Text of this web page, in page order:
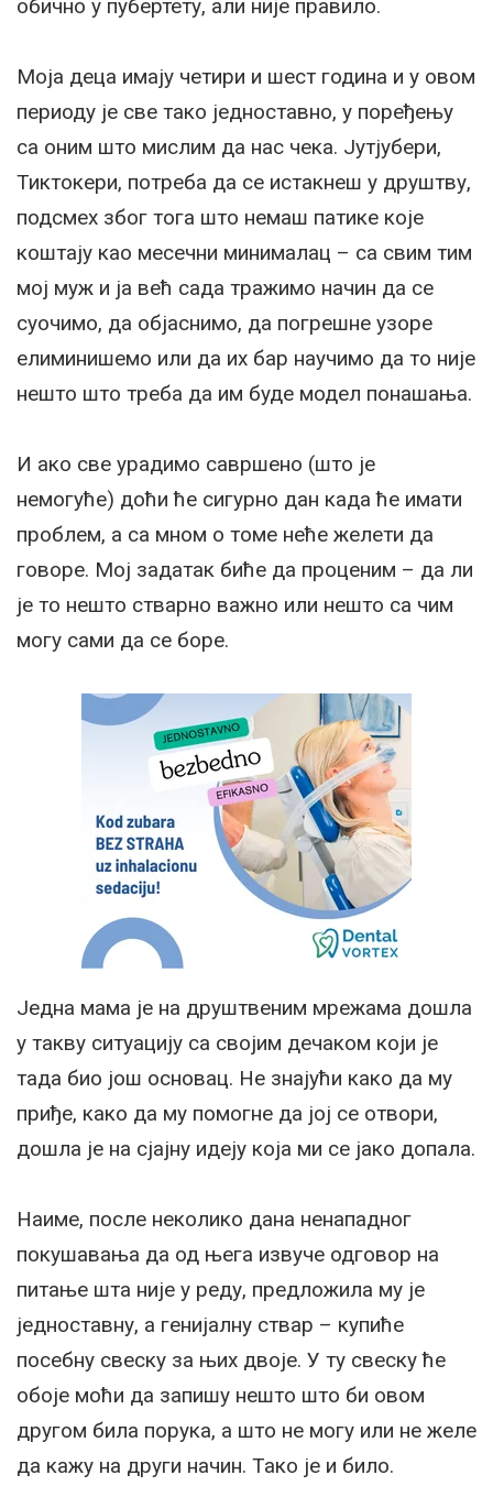
обично у пубертету, али није правило.
Моја деца имају четири и шест година и у овом
периоду је све тако једноставно, у поређењу
са оним што мислим да нас чека. Јутјубери,
Тиктокери, потреба да се истакнеш у друштву,
подсмех због тога што немаш патике које
коштају као месечни минималац – са свим тим
мој муж и ја већ сада тражимо начин да се
суочимо, да објаснимо, да погрешне узоре
елиминишемо или да их бар научимо да то није
нешто што треба да им буде модел понашања.
И ако све урадимо савршено (што је
немогуће) доћи ће сигурно дан када ће имати
проблем, а са мном о томе неће желети да
говоре. Мој задатак биће да проценим – да ли
је то нешто стварно важно или нешто са чим
могу сами да се боре.
Једна мама је на друштвеним мрежама дошла
у такву ситуацију са својим дечаком који је
тада био још основац. Не знајући како да му
приђе, како да му помогне да јој се отвори,
дошла је на сјајну идеју која ми се јако допала.
Наиме, после неколико дана ненападног
покушавања да од њега извуче одговор на
питање шта није у реду, предложила му је
једноставну, а генијалну ствар – купиће
посебну свеску за њих двоје. У ту свеску ће
обоје моћи да запишу нешто што би овом
другом била порука, а што не могу или не желе
да кажу на други начин. Тако је и било.